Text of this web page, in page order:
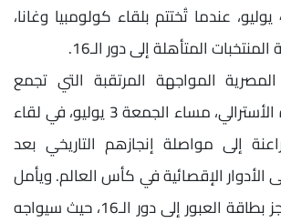
حتى فجر السبت 4 يوليو، عندما تُختتم بلقاء كولومبيا وغانا،
المتأهلة إلى دور الـ16.
المواجهة المرتقبة التي تجمع
منتخب مصر بنظيره الأسترالي، مساء الجمعة 3 يوليو، في لقاء
إلى مواصلة إنجازهم التاريخي بعد
الأدوار الإقصائية في كأس العالم. ويأمل
منتخب مصر في حجز بطاقة العبور إلى دور الـ16، حيث سيواجه